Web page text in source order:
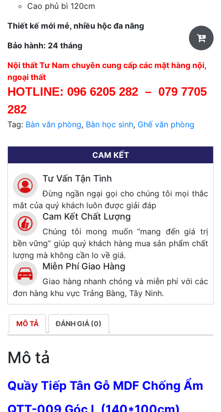
Cao phủ bì 120cm
Thiết kế mới mẻ, nhiều hộc đa năng
Bảo hành: 24 tháng
Nội thất Tư Nam chuyên cung cấp các mặt hàng nội,
ngoại thất
HOTLINE: 096 6205 282 – 079 7705
282
Tag: Bàn văn phòng, Bàn học sinh, Ghế văn phòng
CAM KẾT
Tư Vấn Tận Tình
Đừng ngần ngại gọi cho chúng tôi mọi thắc
mắt của quý khách luôn được giải đáp
Cam Kết Chất Lượng
Chúng tôi mong muốn “mang đến giá trị
bền vững” giúp quý khách hàng mua sản phẩm chất
lượng mà không cần lo về giá.
Miễn Phí Giao Hàng
Giao hàng nhanh chóng và miễn phí với các
đơn hàng khu vực Trảng Bàng, Tây Ninh.
MÔ TẢ ĐÁNH GIÁ (0)
Mô tả
Quầy Tiếp Tân Gỗ MDF Chống Ẩm